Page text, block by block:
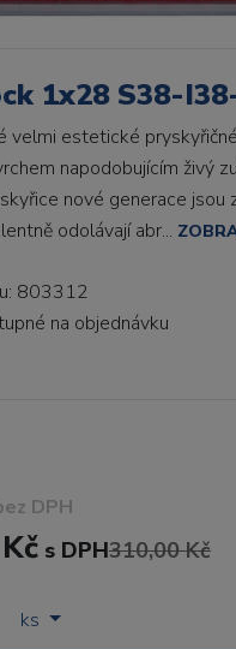
1x28 S38-
velmi estetické
napodobujícím živý
nové generace jsou
odolávají abr...
803312
na objednávku
DPH
s DPH310,00 Kč
ks